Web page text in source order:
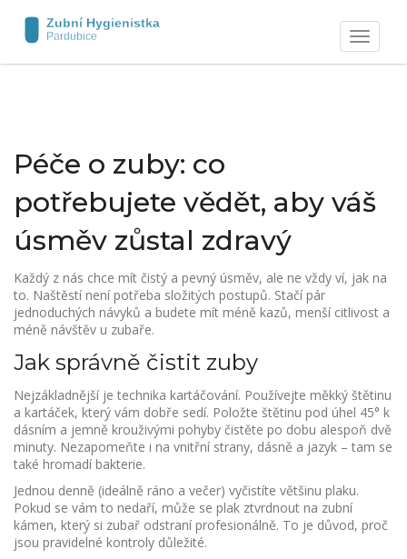
Zobrazit
navigaci
Péče o zuby: co
potřebujete vědět, aby váš
úsměv zůstal zdravý
Každý z nás chce mít čistý a pevný úsměv, ale ne vždy ví, jak na
to. Naštěstí není potřeba složitých postupů. Stačí pár
jednoduchých návyků a budete mít méně kazů, menší citlivost a
méně návštěv u zubaře.
Jak správně čistit zuby
Nejzákladnější je technika kartáčování. Používejte měkký štětinu
a kartáček, který vám dobře sedí. Položte štětinu pod úhel 45° k
dásním a jemně krouživými pohyby čistěte po dobu alespoň dvě
minuty. Nezapomeňte i na vnitřní strany, dásně a jazyk – tam se
také hromadí bakterie.
Jednou denně (ideálně ráno a večer) vyčistíte většinu plaku.
Pokud se vám to nedaří, může se plak ztvrdnout na zubní
kámen, který si zubař odstraní profesionálně. To je důvod, proč
jsou pravidelné kontroly důležité.